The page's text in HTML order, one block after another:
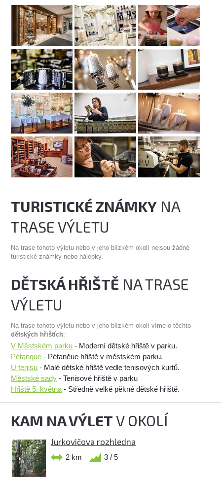
TURISTICKÉ ZNÁMKY NA
TRASE VÝLETU
Na trase tohoto výletu nebo v jeho blízkém okolí nejsou žádné
turistické známky nebo nálepky.
DĚTSKÁ HŘIŠTĚ NA TRASE
VÝLETU
Na trase tohoto výletu nebo v jeho blízkém okolí víme o těchto
dětských hřištích:
V Městském parku - Moderní dětské hřiště v parku.
Pétanque - Pétaněue hřiště v městském parku.
U tenisu - Malé dětské hřiště vedle tenisových kurtů.
Městské sady - Tenisové hřiště v parku
Hřiště 5. května - Středně velké pěkné dětské hřiště.
KAM NA VÝLETV OKOLÍ
Jurkovičova rozhledna
2 km 3 / 5